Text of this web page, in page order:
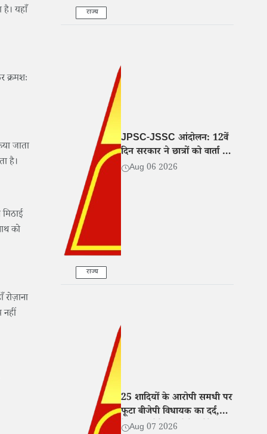
है। यहाँ
क्रमशः
जाता
है।
को
राज्य
राज्य
JPSC-JSSC आंदोलन: 12वें
दिन सरकार ने छात्रों को वार्ता के
लिए बुलाया
Aug 06 2026
25 शादियों के आरोपी समधी पर
फूटा बीजेपी विधायक का दर्द,
बेटी संग रोते हुए बोले- 'मेरे साथ
Aug 07 2026